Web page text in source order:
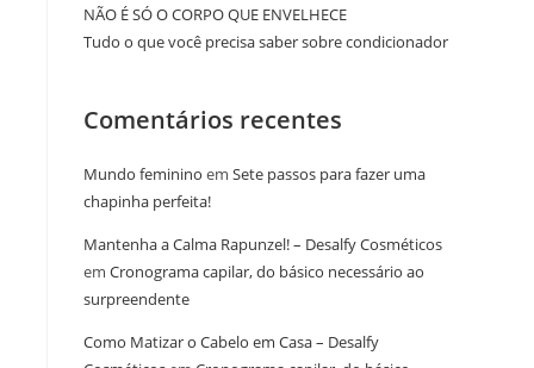
NÃO É SÓ O CORPO QUE ENVELHECE
Tudo o que você precisa saber sobre condicionador
Comentários recentes
Mundo feminino em Sete passos para fazer uma
chapinha perfeita!
Mantenha a Calma Rapunzel! – Desalfy Cosméticos
em Cronograma capilar, do básico necessário ao
surpreendente
Como Matizar o Cabelo em Casa – Desalfy